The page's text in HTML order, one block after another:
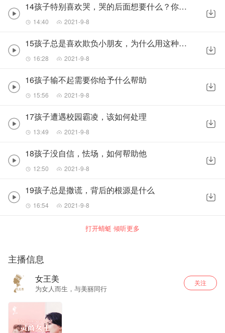
14孩子特别喜欢哭，哭的后面想要什么？你能满足么
14:40 2021-9-8
15孩子总是喜欢欺负小朋友，为什么用这种方式引起你注意
16:28 2021-9-8
16孩子输不起需要你给予什么帮助
15:56 2021-9-8
17孩子遭遇校园霸凌，该如何处理
13:49 2021-9-8
18孩子没自信，怯场，如何帮助他
12:50 2021-9-8
19孩子总是撒谎，背后的根源是什么
16:54 2021-9-8
打开蜻蜓 倾听更多
主播信息
女王美
为女人而生，与美丽同行
关注